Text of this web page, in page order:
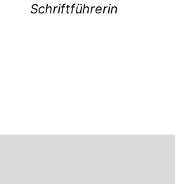
Schriftführerin